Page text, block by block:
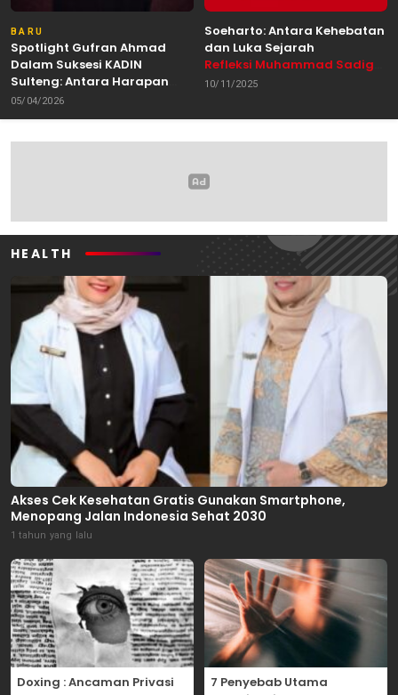
BARU
Spotlight Gufran Ahmad
Dalam Suksesi KADIN
Sulteng: Antara Harapan
dan Kebutuhan Perubahan
05/04/2026
Soeharto: Antara Kehebatan
dan Luka Sejarah
Refleksi Muhammad Sadig
Alhabsyie, Akademisi UIN
10/11/2025
HEALTH
Akses Cek Kesehatan Gratis Gunakan Smartphone,
Menopang Jalan Indonesia Sehat 2030
1 tahun yang lalu
Doxing : Ancaman Privasi
7 Penyebab Utama